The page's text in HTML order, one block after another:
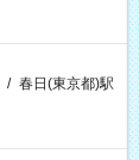
/ 春日(東京都)駅